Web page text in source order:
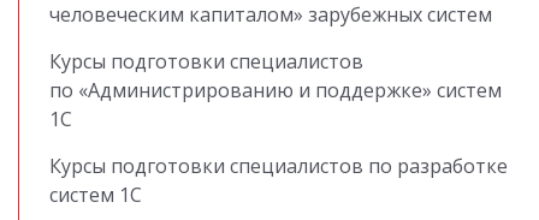
человеческим капиталом» зарубежных систем
Курсы подготовки специалистов
по «Администрированию и поддержке» систем
1С
Курсы подготовки специалистов по разработке
систем 1С